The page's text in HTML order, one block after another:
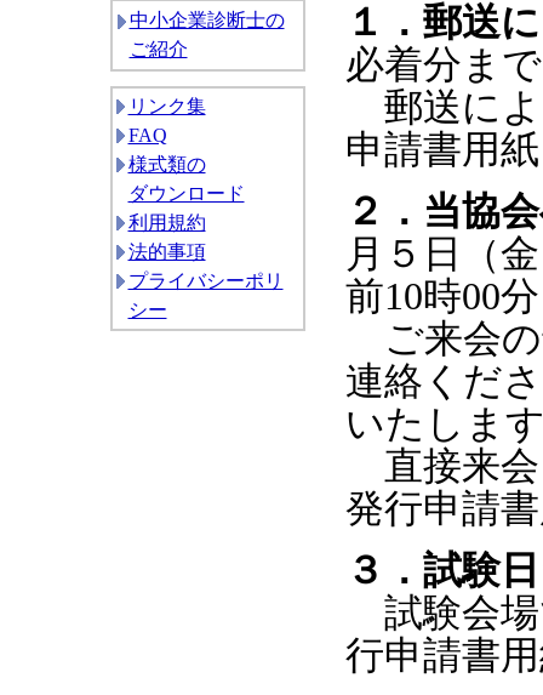
中小企業診断士の
ご紹介
リンク集
FAQ
様式類の
ダウンロード
利用規約
法的事項
プライバシーポリ
シー
１．郵送
必着分まで
郵送によ
申請書用
２．当協
月５日（
前10時00
ご来会の
連絡くだ
いたしま
直接来会
発行申請
３．試験
試験会場
行申請書